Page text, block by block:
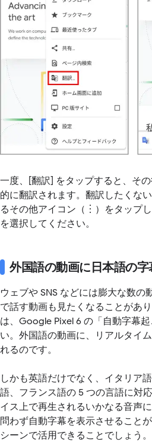
一度、[翻訳] をタップすると、そ
的に翻訳されます。翻訳したくな
るその他アイコン（︙）をタップ
を選択してください。
外国語の動画に日本語の字
ウェブや SNS などには膨大な数の
で話す動画も見たくなることがあ
は、Google Pixel 6 の「自動字幕
い。外国語の動画に、リアルタイ
れるのです。
しかも英語だけでなく、イタリア
語、フランス語の 5 つの言語に対
イス上で再生されるいかなる音声
問わず自動字幕を表示させること
シーンで活用できることでしょう。